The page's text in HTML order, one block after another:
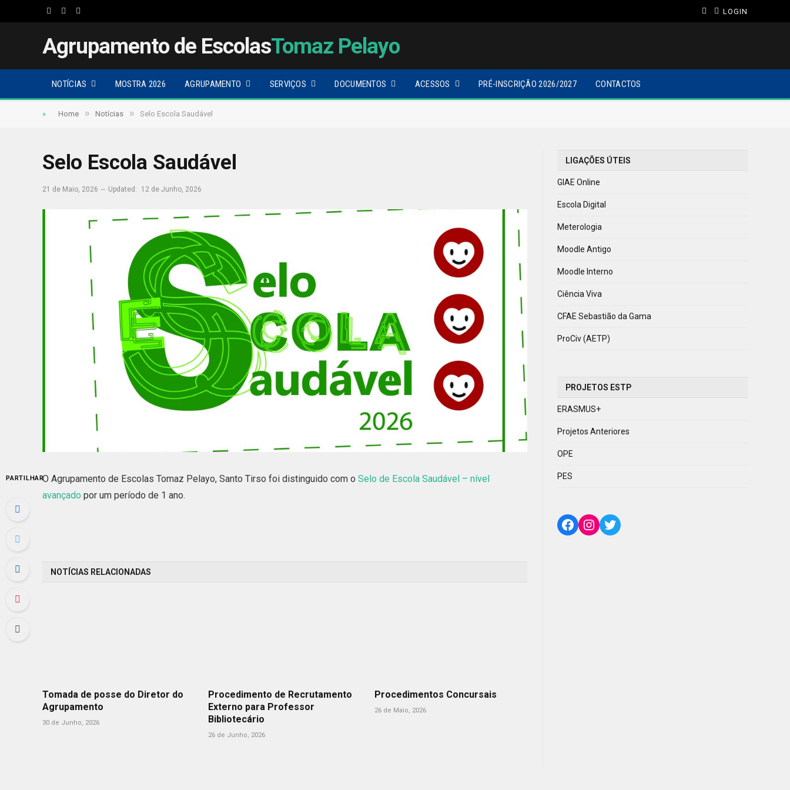
Facebook
TwitterInstagram
LOGIN
Agrupamento de EscolasTomaz Pelayo
NOTÍCIAS MOSTRA 2026 AGRUPAMENTO SERVIÇOS DOCUMENTOS ACESSOS PRÉ-INSCRIÇÃO 2026/2027 CONTACTOS
» Home » Notícias » Selo Escola Saudável
Selo Escola Saudável
21 de Maio, 2026 Updated: 12 de Junho, 2026
PARTILHARO Agrupamento de Escolas Tomaz Pelayo, Santo Tirso foi distinguido com o Selo de Escola Saudável – nível
avançado por um período de 1 ano.
NOTÍCIAS RELACIONADAS
Tomada de posse do Diretor do
Agrupamento
30 de Junho, 2026
Procedimento de Recrutamento
Externo para Professor
Bibliotecário
26 de Junho, 2026
Procedimentos Concursais
26 de Maio, 2026
LIGAÇÕES ÚTEIS
GIAE Online
Escola Digital
Meterologia
Moodle Antigo
Moodle Interno
Ciência Viva
CFAE Sebastião da Gama
ProCiv (AETP)
PROJETOS ESTP
ERASMUS+
Projetos Anteriores
OPE
PES
Facebook
Instagram
Twitter